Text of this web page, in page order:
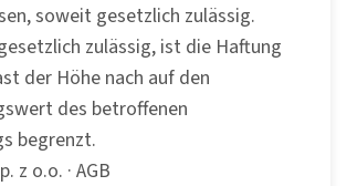
soweit gesetzlich zulässig.
zulässig, ist die Haftung
der Höhe nach auf den
des betroffenen
begrenzt.
z o.o. · AGB